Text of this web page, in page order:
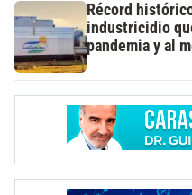
Récord
industricidio
pandemia y al